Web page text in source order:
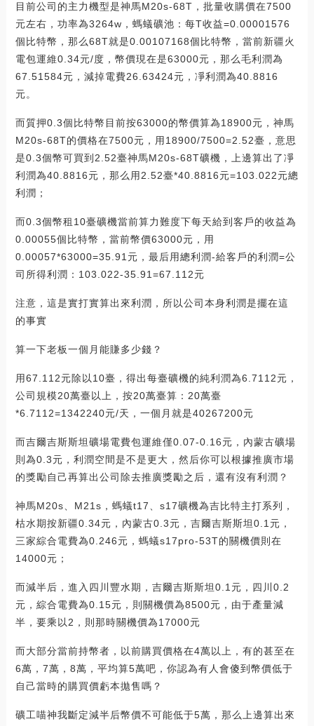
目前公司的主力機型是神馬M20s-68T，批量收購價在7500
元左右，功率為3264w，螞蟻礦池：每T收益=0.00001576
個比特幣，那么68T就是0.00107168個比特幣，當前新疆火
電包運維0.34元/度，幣價現在是63000元，那么毛利潤為
67.51584元，減掉電費26.63424元，凈利潤為40.8816
元。
而質押0.3個比特幣目前按63000的幣價算為18900元，神馬
M20s-68T的價格在7500元，用18900/7500=2.52臺，意思
是0.3個幣可買到2.52臺神馬M20s-68T礦機，上邊算出了凈
利潤為40.8816元，那么用2.52臺*40.8816元=103.022元總
利潤；
而0.3個幣租10臺礦機當前算力難度下每天給到客戶的收益為
0.00055個比特幣，當前幣價63000元，用
0.00057*63000=35.91元，最后用總利潤-給客戶的利潤=公
司所得利潤：103.022-35.91=67.112元
注意，這是實打實算出來利潤，所以公司本身利潤是擺在這
的事實
算一下老板一個月能賺多少錢？
用67.112元除以10臺，得出每臺礦機的純利潤為6.7112元，
公司規模20萬臺以上，按20萬臺算：20萬臺
*6.7112=1342240元/天，一個月就是40267200元
而吉爾吉斯斯坦礦場電費包運維僅0.07-0.16元，內蒙古礦場
則為0.3元，利潤空間是不是更大，然后你可以根據推廣市場
的獎勵自己再算出公司除去推廣獎勵之后，還有沒有利潤？
神馬M20s、M21s，螞蟻t17、s17礦機為吉比特主打系列，
枯水期按新疆0.34元，內蒙古0.3元，吉爾吉斯斯坦0.1元，
三家綜合電費為0.246元，螞蟻s17pro-53T的關機價則在
14000元；
而減半后，進入四川豐水期，吉爾吉斯斯坦0.1元，四川0.2
元，綜合電費為0.15元，則關機價為8500元，由于產量減
半，要乘以2，則那時關機價為17000元
而大部分當前持幣者，以前購買價格在4萬以上，有的甚至在
6萬，7萬，8萬，平均算5萬吧，你認為有人會傻到幣價低于
自己當時的購買價虧本拋售嗎？
礦工喵神我斷定減半后幣價不可能低于5萬，那么上邊算出來